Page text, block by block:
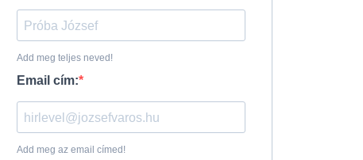
Add meg teljes neved!
Email cím:
Add meg az email címed!